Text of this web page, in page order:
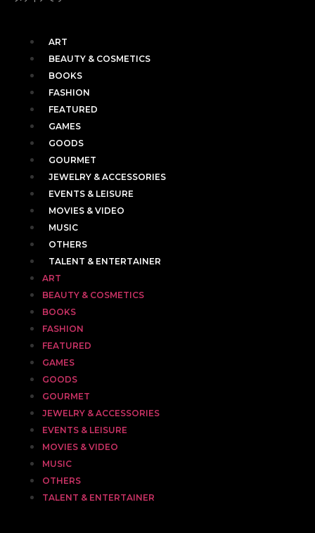
ART
BEAUTY & COSMETICS
BOOKS
FASHION
FEATURED
GAMES
GOODS
GOURMET
JEWELRY & ACCESSORIES
EVENTS & LEISURE
MOVIES & VIDEO
MUSIC
OTHERS
TALENT & ENTERTAINER
ART
BEAUTY & COSMETICS
BOOKS
FASHION
FEATURED
GAMES
GOODS
GOURMET
JEWELRY & ACCESSORIES
EVENTS & LEISURE
MOVIES & VIDEO
MUSIC
OTHERS
TALENT & ENTERTAINER